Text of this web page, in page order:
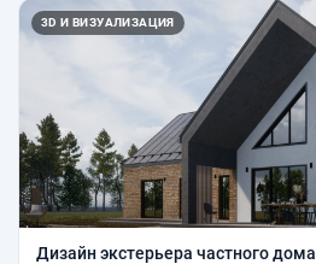
3D И ВИЗУАЛИЗАЦИЯ
Дизайн экстерьера частного дома